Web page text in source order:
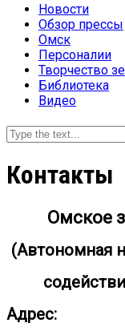
Новости
Обзор прессы
Омск
Персоналии
Творчество
Библиотека
Видео
Контакты
Омское
(Автономная
Адрес: